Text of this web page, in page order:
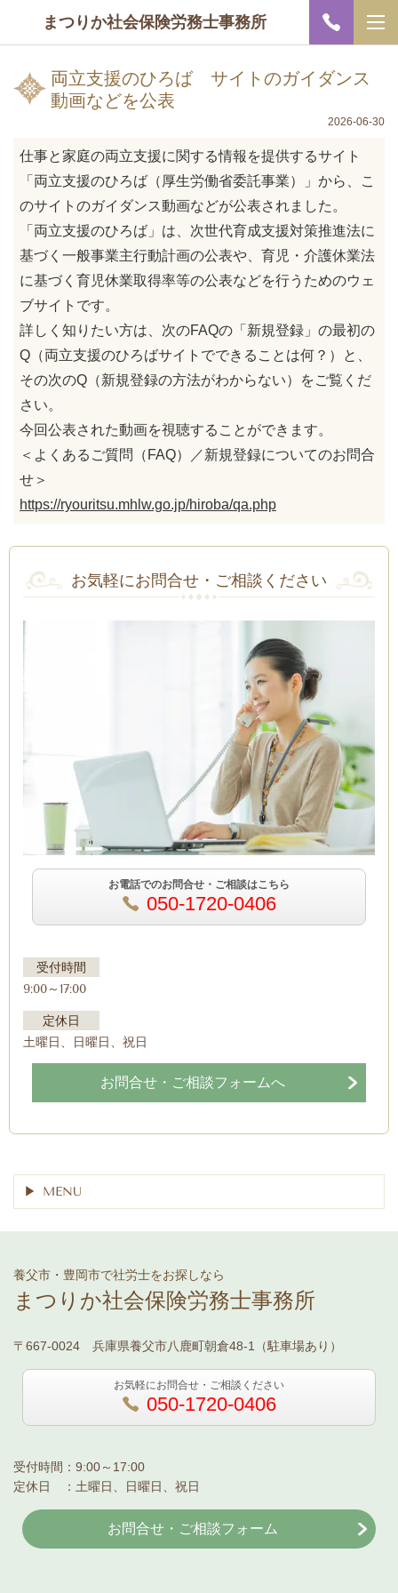
まつりか社会保険労務士事務所
両立支援のひろば サイトのガイダンス
動画などを公表
2026-06-30
仕事と家庭の両立支援に関する情報を提供するサイト
「両立支援のひろば（厚生労働省委託事業）」から、こ
のサイトのガイダンス動画などが公表されました。
「両立支援のひろば」は、次世代育成支援対策推進法に
基づく一般事業主行動計画の公表や、育児・介護休業法
に基づく育児休業取得率等の公表などを行うためのウェ
ブサイトです。
詳しく知りたい方は、次のFAQの「新規登録」の最初の
Q（両立支援のひろばサイトでできることは何？）と、
その次のQ（新規登録の方法がわからない）をご覧くだ
さい。
今回公表された動画を視聴することができます。
＜よくあるご質問（FAQ）／新規登録についてのお問合
せ＞
https://ryouritsu.mhlw.go.jp/hiroba/qa.php
お気軽にお問合せ・ご相談ください
お電話でのお問合せ・ご相談はこちら
050-1720-0406
受付時間
9:00～17:00
定休日
土曜日、日曜日、祝日
お問合せ・ご相談フォームへ
MENU
養父市・豊岡市で社労士をお探しなら
まつりか社会保険労務士事務所
〒667-0024 兵庫県養父市八鹿町朝倉48-1（駐車場あり）
お気軽にお問合せ・ご相談ください
050-1720-0406
受付時間：9:00～17:00
定休日 ：土曜日、日曜日、祝日
お問合せ・ご相談フォーム